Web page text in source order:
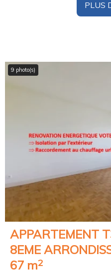
PLUS
9 photo(s)
APPARTEMENT
8EME
67 m2